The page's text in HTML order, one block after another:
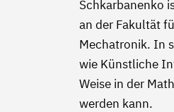
Schkarbanenko
an der Fakultät
Mechatronik. In
wie Künstliche
Weise in der
werden kann.